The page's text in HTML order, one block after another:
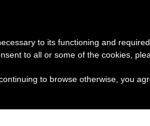
to its functioning and
to all or some of the cookies,
to browse otherwise, you